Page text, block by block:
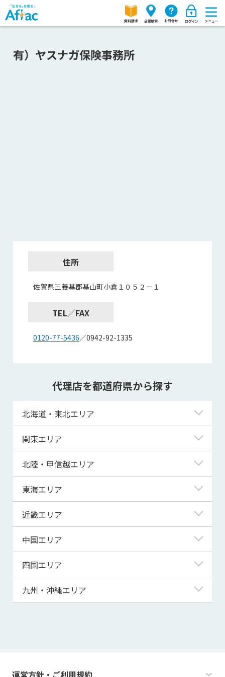
有）ヤスナガ保険事務所
住所
佐賀県三養基郡基山町小倉１０５２－１
TEL／FAX
0120-77-5436／0942-92-1335
代理店を都道府県から探す
北海道・東北エリア
北海道
青森県
宮城県
秋田県
山形県
関東エリア
東京都
神奈川県
埼玉県
千葉県
茨城県
群馬県
北陸・甲信越エリア
新潟県
富山県
福井県
山梨県
長野県
東海エリア
岐阜県
静岡県
三重県
近畿エリア
滋賀県
京都府
大阪府
兵庫県
和歌山県
中国エリア
鳥取県
島根県
山口県
四国エリア
徳島県
高知県
九州・沖縄エリア
運営方針・ご利用規約